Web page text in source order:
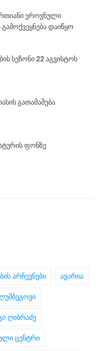
ეროვნული
დაიწყო
სეზონი 22 აგვისტოს
გათამაშება
ფონზე
არჩევნები ავარია
ღიბრაძე
ცენტრი